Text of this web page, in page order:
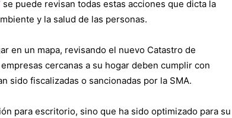
se puede revisan todas estas acciones que dicta la
y la salud de las personas.
en un mapa, revisando el nuevo Catastro de
cercanas a su hogar deben cumplir con
sido fiscalizadas o sancionadas por la SMA.
para escritorio, sino que ha sido optimizado para su